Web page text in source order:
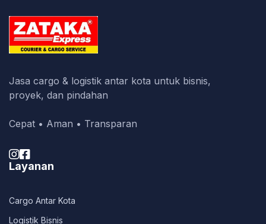
Jasa cargo & logistik antar kota untuk bisnis,
proyek, dan pindahan
Cepat • Aman • Transparan

Layanan
Cargo Antar Kota
Logistik Bisnis